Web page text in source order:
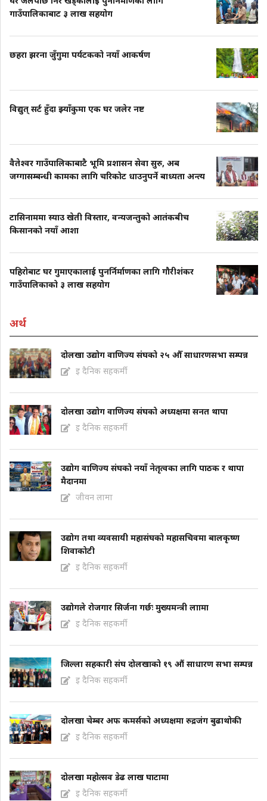
गाउँपालिकाबाट ३ लाख सहयोग
छहरा झरना जुँगुमा पर्यटकको नयाँ आकर्षण
विद्युत् सर्ट हुँदा झ्याँकुमा एक घर जलेर नष्ट
वैतेश्वर गाउँपालिकाबाटै भूमि प्रशासन सेवा सुरु, अब
जग्गासम्बन्धी कामका लागि चरिकोट धाउनुपर्ने बाध्यता अन्त्य
टासिनाममा स्याउ खेती विस्तार, वन्यजन्तुको आतंकबीच
किसानको नयाँ आशा
पहिरोबाट घर गुमाएकालाई पुनर्निर्माणका लागि गौरीशंकर
गाउँपालिकाको ३ लाख सहयोग
अर्थ
दोलखा उद्योग वाणिज्य संघको २५ औँ साधारणसभा सम्पन्न
इ दैनिक सहकर्मी
दोलखा उद्योग वाणिज्य संघको अध्यक्षमा सनत थापा
इ दैनिक सहकर्मी
उद्योग वाणिज्य संघको नयाँ नेतृत्वका लागि पाठक र थापा
मैदानमा
जीवन लामा
उद्योग तथा व्यवसायी महासंघको महासचिवमा बालकृष्ण
शिवाकोटी
इ दैनिक सहकर्मी
उद्योगले रोजगार सिर्जना गर्छः मुख्यमन्त्री लाामा
इ दैनिक सहकर्मी
जिल्ला सहकारी संघ दोलखाको १९ औं साधारण सभा सम्पन्न
इ दैनिक सहकर्मी
दोलखा चेम्बर अफ कमर्सको अध्यक्षमा रुद्रजंग बुढाथोकी
इ दैनिक सहकर्मी
दोलखा महोत्सव डेढ लाख घाटामा
इ दैनिक सहकर्मी